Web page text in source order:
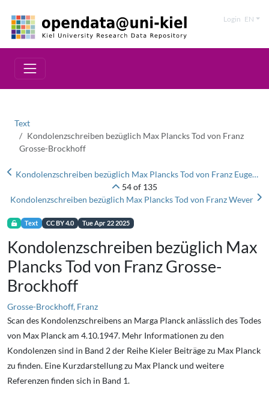
Login EN
Text
Kondolenzschreiben bezüglich Max Plancks Tod von Franz
Grosse-Brockhoff
Kondolenzschreiben bezüglich Max Plancks Tod von Franz Eugen Simon
54 of 135
Kondolenzschreiben bezüglich Max Plancks Tod von Franz Wever
Text CC BY 4.0 Tue Apr 22 2025
Kondolenzschreiben bezüglich Max
Plancks Tod von Franz Grosse-
Brockhoff
Grosse-Brockhoff, Franz
Scan des Kondolenzschreibens an Marga Planck anlässlich des Todes
von Max Planck am 4.10.1947. Mehr Informationen zu den
Kondolenzen sind in Band 2 der Reihe Kieler Beiträge zu Max Planck
zu finden. Eine Kurzdarstellung zu Max Planck und weitere
Referenzen finden sich in Band 1.